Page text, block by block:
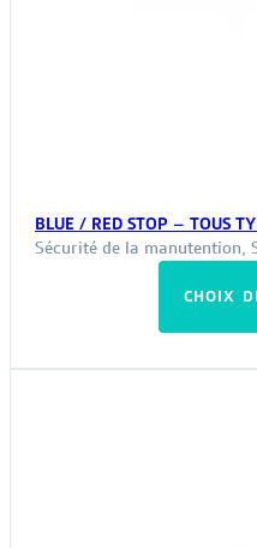
BLUE / RED STOP – TOUS
Sécurité de la manutention,
CHOIX